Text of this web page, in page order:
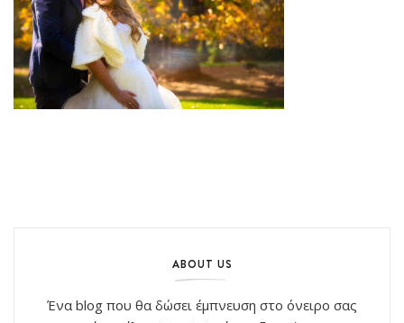
ABOUT US
Ένα blog που θα δώσει έμπνευση στο όνειρο σας